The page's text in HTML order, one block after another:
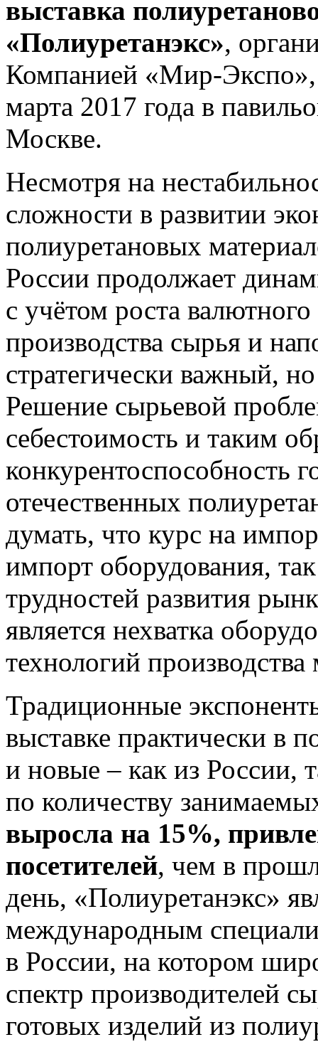
выставка
«Полиуретанэкс»,
Компанией «Мир-
марта 2017 года в
Москве.
Несмотря на
сложности в развитии
полиуретановых
России продолжает
с учётом роста
производства сырья и
стратегически важный,
Решение сырьевой
себестоимость и таким
конкурентоспособность
отечественных
думать, что курс на
импорт оборудования,
трудностей развития
является нехватка
технологий
Традиционные
выставке практически в
и новые – как из России,
по количеству
выросла на 15%,
посетителей, чем в
день, «Полиуретанэкс»
международным
в России, на котором
спектр производителей
готовых изделий из